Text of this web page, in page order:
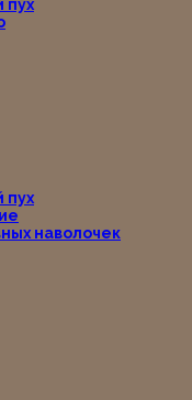
пух
пух
наволочек